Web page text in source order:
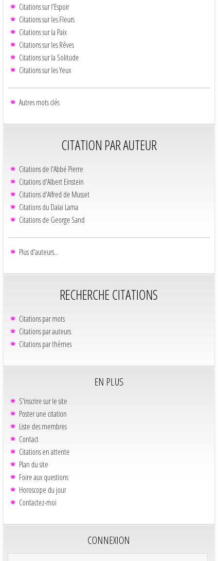
Citations sur l'Espoir
Citations sur les Fleurs
Citations sur la Paix
Citations sur les Rêves
Citations sur la Solitude
Citations sur les Yeux
Autres mots clés
CITATION PAR AUTEUR
Citations de l'Abbé Pierre
Citations d'Albert Einstein
Citations d'Alfred de Musset
Citations du Dalaï Lama
Citations de George Sand
Plus d'auteurs...
RECHERCHE CITATIONS
Citations par mots
Citations par auteurs
Citations par thèmes
EN PLUS
S'inscrire sur le site
Poster une citation
Liste des membres
Contact
Citations en attente
Plan du site
Foire aux questions
Horoscope du jour
Contactez-moi
CONNEXION